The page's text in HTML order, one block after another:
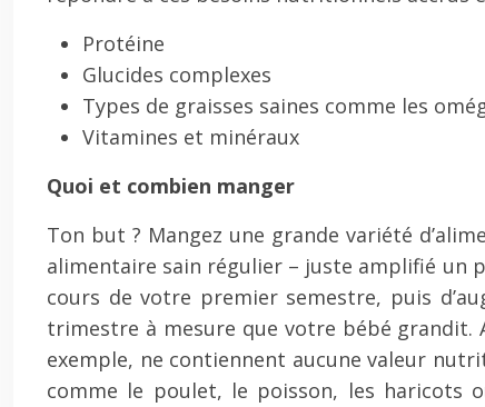
Protéine
Glucides complexes
Types de graisses saines comme les
Vitamines et minéraux
Quoi et combien manger
Ton but ? Mangez une grande variété
alimentaire sain régulier – juste amplifié un
cours de votre premier semestre, puis
trimestre à mesure que votre bébé grandit.
exemple, ne contiennent aucune valeur
comme le poulet, le poisson, les haricots